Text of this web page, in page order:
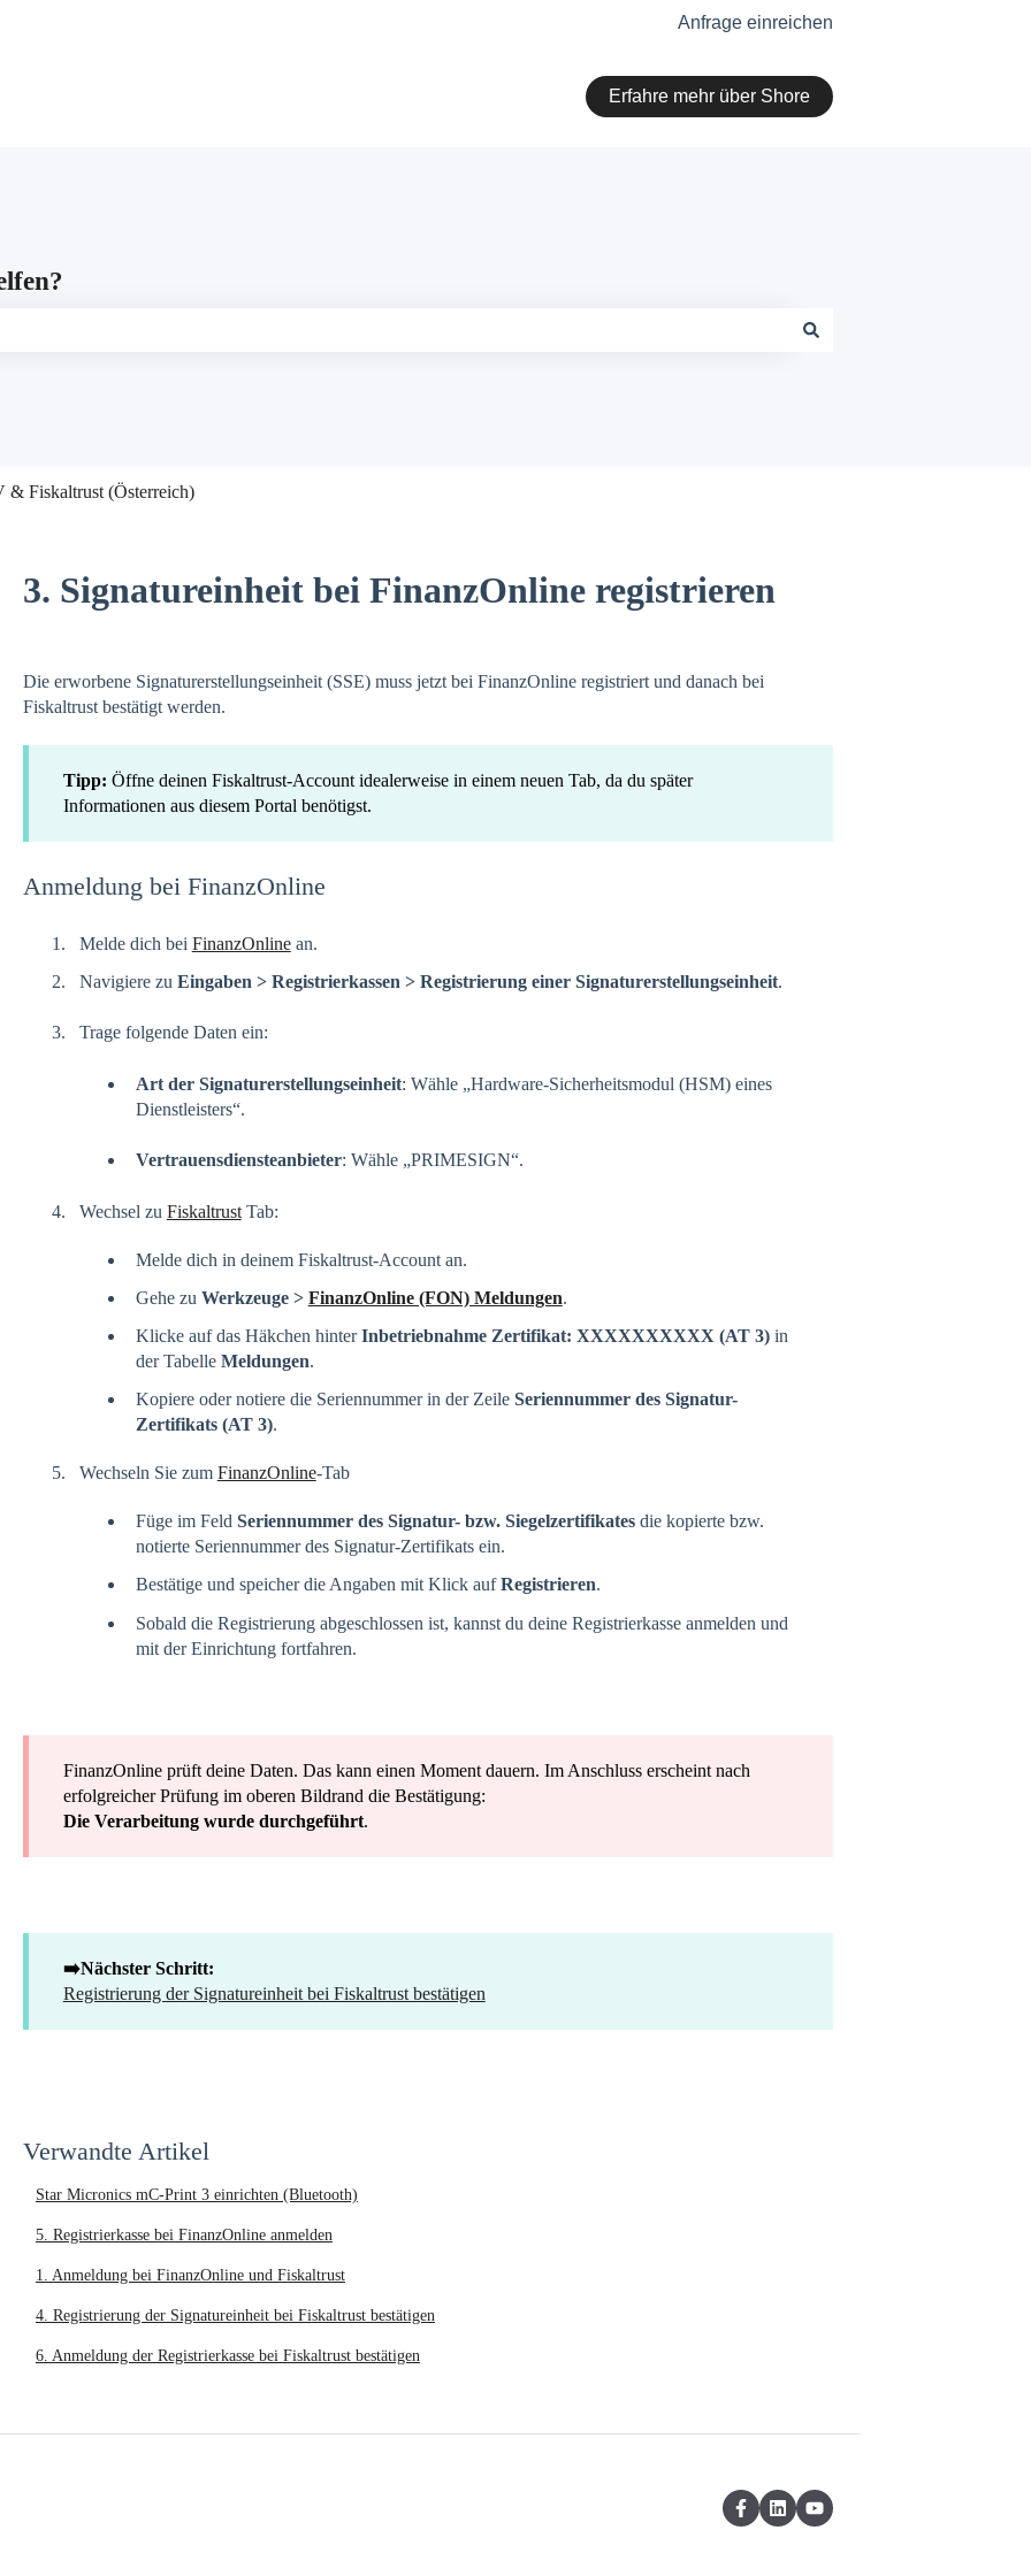
anzeigen Anfrage einreichen
Erfahre mehr über Shore
& Fiskaltrust (Österreich)
3. Signatureinheit bei FinanzOnline registrieren
Die erworbene Signaturerstellungseinheit (SSE) muss jetzt bei FinanzOnline registriert und danach bei
Fiskaltrust bestätigt werden.
Tipp: Öffne deinen Fiskaltrust-Account idealerweise in einem neuen Tab, da du später
Informationen aus diesem Portal benötigst.
Anmeldung bei FinanzOnline
Melde dich bei FinanzOnlinean.
Navigiere zu Eingaben > Registrierkassen > Registrierung einer Signaturerstellungseinheit.
Trage folgende Daten ein:
Art der Signaturerstellungseinheit: Wähle „Hardware-Sicherheitsmodul (HSM) eines
Dienstleisters“.
Vertrauensdiensteanbieter: Wähle „PRIMESIGN“.
Wechsel zu FiskaltrustTab:
Melde dich in deinem Fiskaltrust-Account an.
Gehe zu Werkzeuge > FinanzOnline (FON) Meldungen.
Klicke auf das Häkchen hinterInbetriebnahme Zertifikat: XXXXXXXXXX (AT 3)in
der Tabelle Meldungen.
Kopiere oder notiere die Seriennummer in der Zeile Seriennummer des Signatur-
Zertifikats (AT 3).
Wechseln Sie zum FinanzOnline-Tab
Füge im Feld Seriennummer des Signatur- bzw. Siegelzertifikatesdie kopierte bzw.
notierte Seriennummer des Signatur-Zertifikats ein.
Bestätige und speicher die Angaben mit Klick aufRegistrieren.
Sobald die Registrierung abgeschlossen ist, kannst du deine Registrierkasse anmelden und
mit der Einrichtung fortfahren.
FinanzOnline prüft deine Daten. Das kann einen Moment dauern. Im Anschluss erscheint nach
erfolgreicher Prüfung im oberen Bildrand die Bestätigung:
Die Verarbeitung wurde durchgeführt.
➡️Nächster Schritt:
Registrierung der Signatureinheit bei Fiskaltrust bestätigen
Verwandte Artikel
Star Micronics mC-Print 3 einrichten (Bluetooth)
5. Registrierkasse bei FinanzOnline anmelden
1. Anmeldung bei FinanzOnline und Fiskaltrust
4. Registrierung der Signatureinheit bei Fiskaltrust bestätigen
6. Anmeldung der Registrierkasse bei Fiskaltrust bestätigen